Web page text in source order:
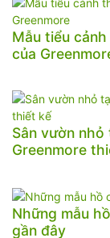
Mẫu tiểu
của
Sân vườn nhỏ
Greenmore
Những mẫu
gần đây